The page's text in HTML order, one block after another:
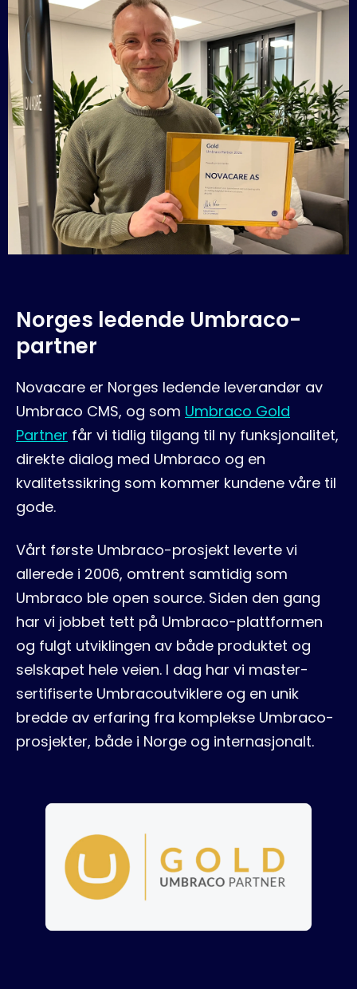
Norges ledende Umbraco-
partner
Novacare er Norges ledende leverandør av
Umbraco CMS, og som Umbraco Gold
Partner får vi tidlig tilgang til ny funksjonalitet,
direkte dialog med Umbraco og en
kvalitetssikring som kommer kundene våre til
gode.
Vårt første Umbraco-prosjekt leverte vi
allerede i 2006, omtrent samtidig som
Umbraco ble open source. Siden den gang
har vi jobbet tett på Umbraco-plattformen
og fulgt utviklingen av både produktet og
selskapet hele veien. I dag har vi master-
sertifiserte Umbracoutviklere og en unik
bredde av erfaring fra komplekse Umbraco-
prosjekter, både i Norge og internasjonalt.